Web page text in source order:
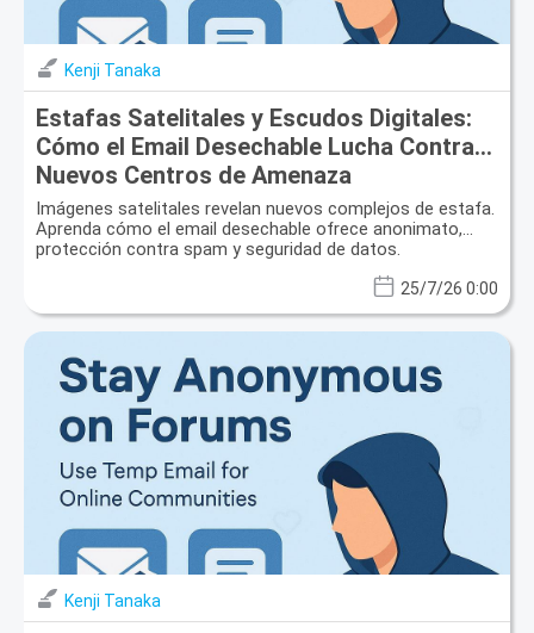
Kenji Tanaka
Estafas Satelitales y Escudos Digitales:
Cómo el Email Desechable Lucha Contra
Nuevos Centros de Amenaza
Imágenes satelitales revelan nuevos complejos de estafa.
Aprenda cómo el email desechable ofrece anonimato,
protección contra spam y seguridad de datos.
25/7/26 0:00
Kenji Tanaka